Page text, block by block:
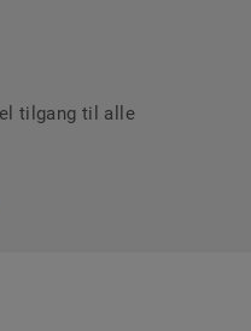
tilgang til alle